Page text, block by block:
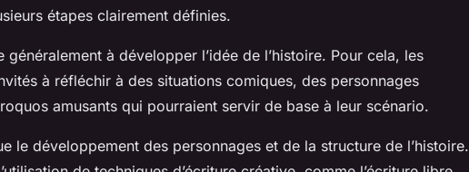
étapes clairement définies.
généralement à développer l’idée de l’histoire. Pour cela, les
à réfléchir à des situations comiques, des personnages
amusants qui pourraient servir de base à leur scénario.
le développement des personnages et de la structure de l’histoire.